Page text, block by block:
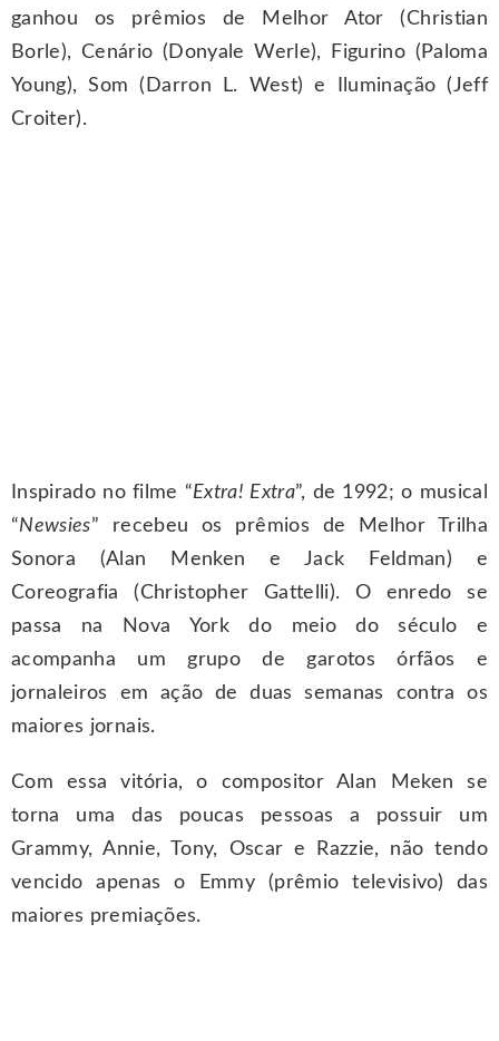
ganhou os prêmios de Melhor Ator (Christian
Borle), Cenário (Donyale Werle), Figurino (Paloma
Young), Som (Darron L. West) e Iluminação (Jeff
Croiter).
Inspirado no filme “Extra! Extra”, de 1992; o musical
“Newsies” recebeu os prêmios de Melhor Trilha
Sonora (Alan Menken e Jack Feldman) e
Coreografia (Christopher Gattelli). O enredo se
passa na Nova York do meio do século e
acompanha um grupo de garotos órfãos e
jornaleiros em ação de duas semanas contra os
maiores jornais.
Com essa vitória, o compositor Alan Meken se
torna uma das poucas pessoas a possuir um
Grammy, Annie, Tony, Oscar e Razzie, não tendo
vencido apenas o Emmy (prêmio televisivo) das
maiores premiações.